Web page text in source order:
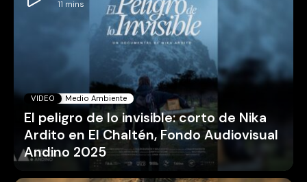
VIDEO Medio Ambiente
El peligro de lo invisible: corto de Nika
Ardito en El Chaltén, Fondo Audiovisual
Andino 2025